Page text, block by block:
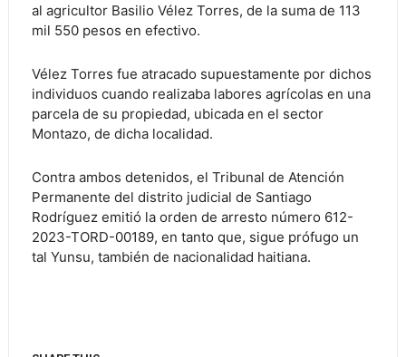
al agricultor Basilio Vélez Torres, de la suma de 113
mil 550 pesos en efectivo.
Vélez Torres fue atracado supuestamente por dichos
individuos cuando realizaba labores agrícolas en una
parcela de su propiedad, ubicada en el sector
Montazo, de dicha localidad.
Contra ambos detenidos, el Tribunal de Atención
Permanente del distrito judicial de Santiago
Rodríguez emitió la orden de arresto número 612-
2023-TORD-00189, en tanto que, sigue prófugo un
tal Yunsu, también de nacionalidad haitiana.